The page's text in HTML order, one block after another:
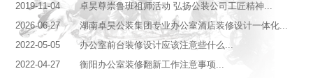
2019-11-04 卓昊尊崇鲁班祖师活动 弘扬公装公司工匠精神...
2026-06-27 湖南卓昊公装集团专业办公室酒店装修设计一体化...
2022-05-05 办公室前台装修设计应该注意些什么...
2022-04-27 衡阳办公室装修翻新工作注意事项...